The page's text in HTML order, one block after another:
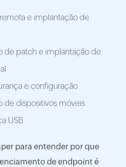
e implantação de
de patch e implantação de
e configuração
de dispositivos móveis
USB
para entender por que
de endpoint é